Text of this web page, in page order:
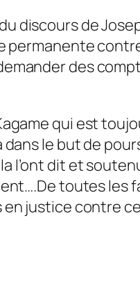
discours de
permanente
des
qui est
le but de
l’ont dit et
toutes les
justice contre